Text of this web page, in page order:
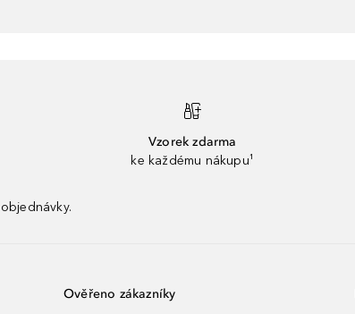
Vzorek zdarma
ke každému nákupu¹
Ověřeno zákazníky